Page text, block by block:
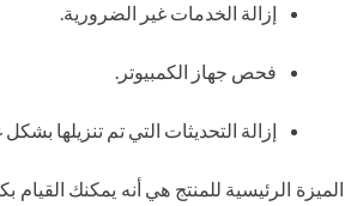
إزالة الخدمات غير الضرورية.
فحص جهاز الكمبيوتر.
إزالة التحديثات التي تم تنزيلها
الميزة الرئيسية للمنتج هي أنه يمكنك